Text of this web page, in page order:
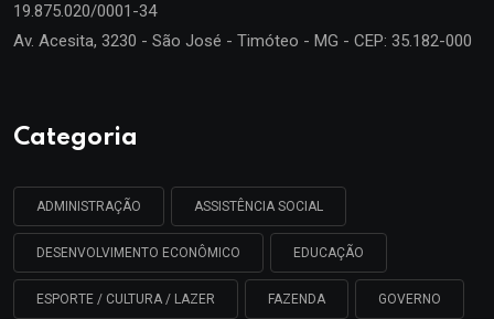
19.875.020/0001-34
Av. Acesita, 3230 - São José - Timóteo - MG - CEP: 35.182-000
Categoria
ADMINISTRAÇÃO ASSISTÊNCIA SOCIAL
DESENVOLVIMENTO ECONÔMICO EDUCAÇÃO
ESPORTE / CULTURA / LAZER FAZENDA GOVERNO